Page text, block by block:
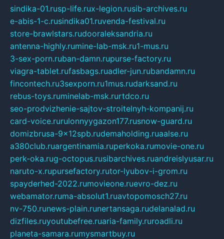
sindika-01.rusp-life.rux-legion.rusib-archives.ru
e-abis-1-c.rusindika01.ruvenda-festival.ru
store-brawlstars.rudooraleksandria.ru
antenna-highly.rumine-lab-msk.ru1-mus.ru
3-sex-porn.ruban-damn.rupurse-factory.ru
viagra-tablet.rufasbags.ruadler-jun.rubandamn.ru
fincontech.ru3sexporn.ru1mus.rudarksand.ru
rebus-toys.ruminelab-msk.rurtdco.ru
seo-prodvizhenie-sajtov-stroitelnyh-kompanij.ru
card-voice.rurulonnyygazon177.rusnow-guard.ru
domizbrusa-9x12spb.rudemaholding.ruaalse.ru
a380club.ruargentinamia.ruperkoka.rumovie-one.ru
perk-oka.rug-octopus.rusibarchives.ruandreislyusar.ru
naruto-x.rupursefactory.rutor-lyubov-i-grom.ru
spayderhed-2022.rumovieone.ruevro-dez.ru
webamator.ruma-absolut1.ruavtopomosch27.ru
nv-750.runews-plain.runertansaga.rudelanalad.ru
dizfiles.ruyoutubefree.ruaria-family.ruroadli.ru
planeta-samara.rumysmartbuy.ru